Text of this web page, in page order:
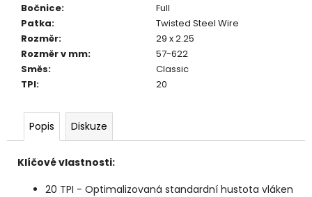
Bočnice:
Full
Patka:
Twisted Steel Wire
Rozměr:
29 x 2.25
Rozměr v mm:
57-622
Směs:
Classic
TPI: 20
Popis Diskuze
Klíčové vlastnosti:
20 TPI - Optimalizovaná standardní hustota vláken